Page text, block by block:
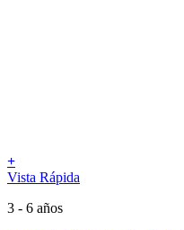
+
Vista Rápida
3 - 6 años